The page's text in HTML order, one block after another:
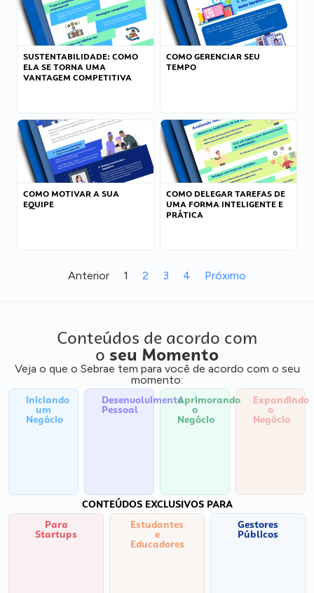
SUSTENTABILIDADE: COMO
ELA SE TORNA UMA
VANTAGEM COMPETITIVA
COMO GERENCIAR SEU
TEMPO
COMO MOTIVAR A SUA
EQUIPE
COMO DELEGAR TAREFAS DE
UMA FORMA INTELIGENTE E
PRÁTICA
Anterior 1 2 3 4 Próximo
Conteúdos de acordo com
o seu Momento
Veja o que o Sebrae tem para você de acordo com o seu
momento:
Iniciando
um
Negócio
Desenvolvimento
Pessoal
Aprimorando
o
Negócio
Expandindo
o
Negócio
CONTEÚDOS EXCLUSIVOS PARA
Para
Startups
Estudantes
e
Educadores
Gestores
Públicos